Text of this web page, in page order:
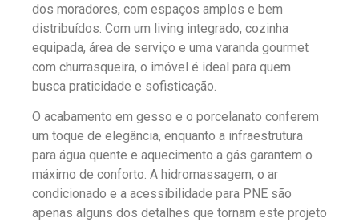
dos moradores, com espaços amplos e bem
distribuídos. Com um living integrado, cozinha
equipada, área de serviço e uma varanda gourmet
com churrasqueira, o imóvel é ideal para quem
busca praticidade e sofisticação.
O acabamento em gesso e o porcelanato conferem
um toque de elegância, enquanto a infraestrutura
para água quente e aquecimento a gás garantem o
máximo de conforto. A hidromassagem, o ar
condicionado e a acessibilidade para PNE são
apenas alguns dos detalhes que tornam este projeto